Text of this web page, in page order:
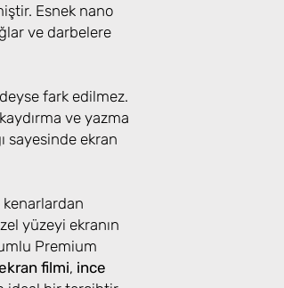
Esnek nano
ve darbelere
fark edilmez.
ve yazma
sayesinde ekran
kenarlardan
yüzeyi ekranın
Premium
filmi, ince